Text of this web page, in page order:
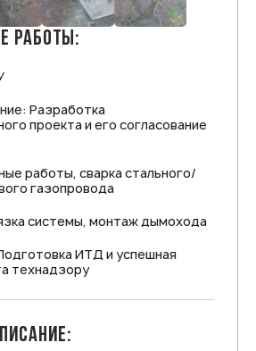
РАБОТЫ:
Разработка
проекта и его согласование
работы, сварка стального/
газопровода
системы, монтаж дымохода
ИТД и успешная
технадзору